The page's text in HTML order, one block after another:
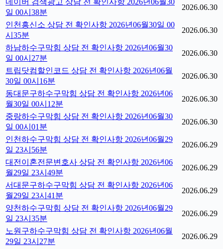
네이버 검색광고 상담 전 확인사항 2026년06월30
일 00시38분
2026.06.30
인천흥신소 상담 전 확인사항 2026년06월30일 00
시35분
2026.06.30
하남하수구막힘 상담 전 확인사항 2026년06월30
일 00시27분
2026.06.30
트립닷컴할인코드 상담 전 확인사항 2026년06월
30일 00시16분
2026.06.30
동대문구하수구막힘 상담 전 확인사항 2026년06
월30일 00시12분
2026.06.30
중랑하수구막힘 상담 전 확인사항 2026년06월30
일 00시01분
2026.06.30
인천하수구막힘 상담 전 확인사항 2026년06월29
일 23시56분
2026.06.29
대전이혼전문변호사 상담 전 확인사항 2026년06
월29일 23시49분
2026.06.29
서대문구하수구막힘 상담 전 확인사항 2026년06
월29일 23시41분
2026.06.29
양천하수구막힘 상담 전 확인사항 2026년06월29
일 23시35분
2026.06.29
노원구하수구막힘 상담 전 확인사항 2026년06월
29일 23시27분
2026.06.29